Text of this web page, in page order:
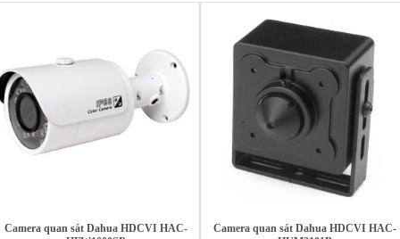
Camera quan sát Dahua HDCVI HAC-
Camera quan sát Dahua HDCVI HAC-